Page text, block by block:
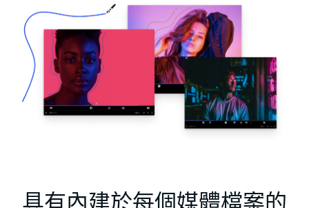
具有內建於每個媒體檔案的